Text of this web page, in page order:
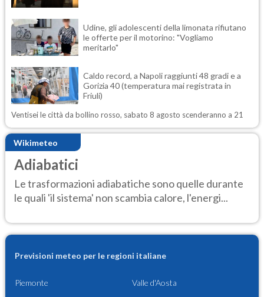
Udine, gli adolescenti della limonata rifiutano
le offerte per il motorino: "Vogliamo
meritarlo"
Caldo record, a Napoli raggiunti 48 gradi e a
Gorizia 40 (temperatura mai registrata in
Friuli)
Ventisei le città da bollino rosso, sabato 8 agosto scenderanno a 21
Wikimeteo
Adiabatici
Le trasformazioni adiabatiche sono quelle durante
le quali 'il sistema' non scambia calore, l'energi...
Previsioni meteo per le regioni italiane
Piemonte Valle d'Aosta